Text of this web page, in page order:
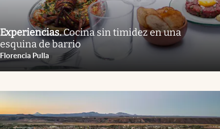
Experiencias.Cocina sin timidez en una
esquina de barrio
Florencia Pulla